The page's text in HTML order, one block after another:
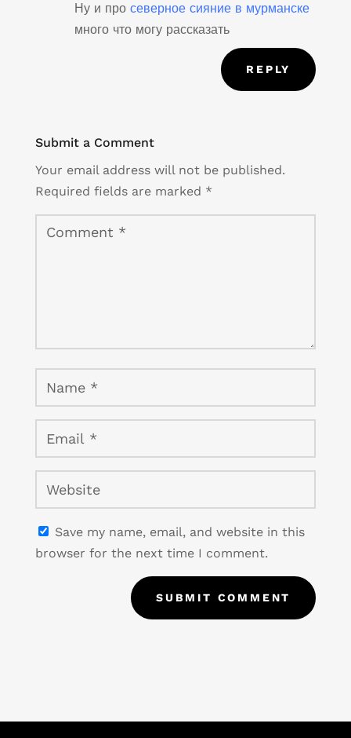
Ну и про северное сияние в мурманске
много что могу рассказать
REPLY
Submit a Comment
Your email address will not be published.
Required fields are marked *
Save my name, email, and website in this
browser for the next time I comment.
SUBMIT COMMENT